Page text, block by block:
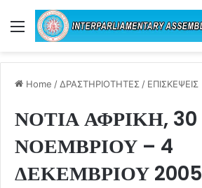
Menu
Home / ΔΡΑΣΤΗΡΙΟΤΗΤΕΣ / ΕΠΙΣΚΕΨΕΙΣ
ΝΟΤΙΑ ΑΦΡΙΚΗ, 30
ΝΟΕΜΒΡΙΟΥ – 4
ΔΕΚΕΜΒΡΙΟΥ 2005